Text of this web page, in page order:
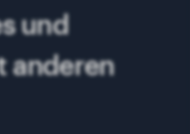
und
anderen